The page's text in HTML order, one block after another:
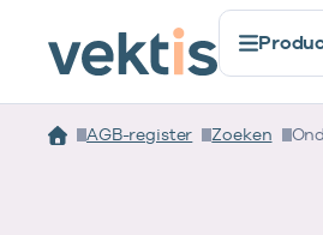
AGB-register Zoeken